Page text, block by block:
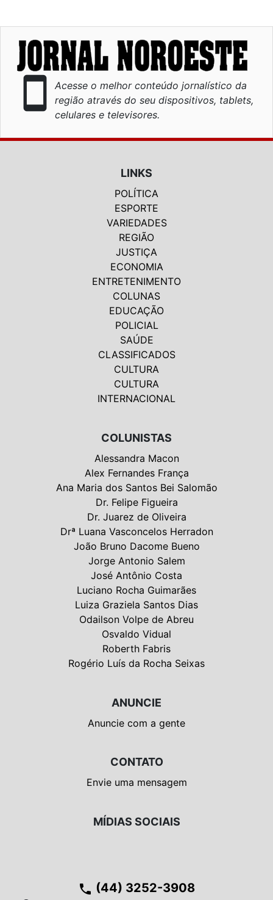
smartphone
Acesse o melhor conteúdo jornalístico da
região através do seu dispositivos, tablets,
celulares e televisores.
LINKS
POLÍTICA
ESPORTE
VARIEDADES
REGIÃO
JUSTIÇA
ECONOMIA
ENTRETENIMENTO
COLUNAS
EDUCAÇÃO
POLICIAL
SAÚDE
CLASSIFICADOS
CULTURA
CULTURA
INTERNACIONAL
COLUNISTAS
Alessandra Macon
Alex Fernandes França
Ana Maria dos Santos Bei Salomão
Dr. Felipe Figueira
Dr. Juarez de Oliveira
Drª Luana Vasconcelos Herradon
João Bruno Dacome Bueno
Jorge Antonio Salem
José Antônio Costa
Luciano Rocha Guimarães
Luiza Graziela Santos Dias
Odailson Volpe de Abreu
Osvaldo Vidual
Roberth Fabris
Rogério Luís da Rocha Seixas
ANUNCIE
Anuncie com a gente
CONTATO
Envie uma mensagem
MÍDIAS SOCIAIS
phone (44) 3252-3908